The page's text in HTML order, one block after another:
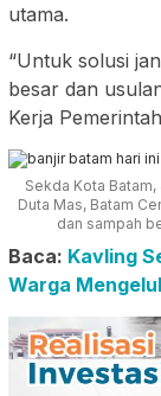
utama.
“Untuk solusi
besar dan
Kerja
Sekda Kota
Duta Mas, Batam
dan sampah
Baca: Kavling
Warga